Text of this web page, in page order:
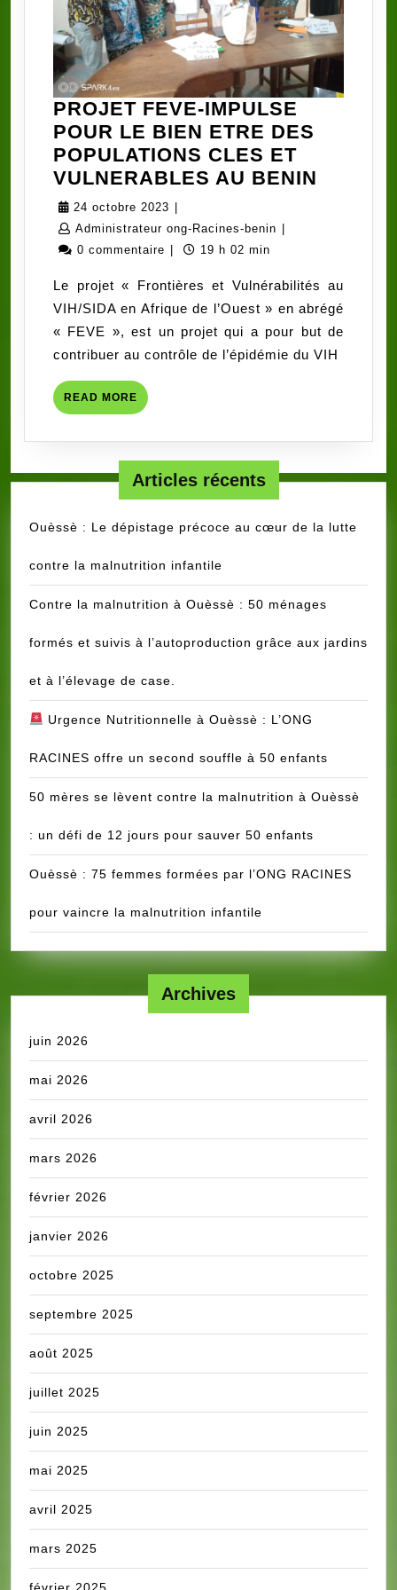
PROJET FEVE-IMPULSE
POUR LE BIEN ETRE DES
POPULATIONS CLES ET
VULNERABLES AU BENIN
BIEN
ETRE
DES
BENIN
24 octobre 2023 24
octobre
2023
Administrateur ong-Racines-benin Administrateur
benin
0 commentaire
19 h 02 min
Le projet « Frontières et Vulnérabilités au
VIH/SIDA en Afrique de l’Ouest » en abrégé
« FEVE », est un projet qui a pour but de
contribuer au contrôle de l’épidémie du VIH
READ MORE READ
MORE
Articles récents
Ouèssè : Le dépistage précoce au cœur de la lutte
contre la malnutrition infantile
Contre la malnutrition à Ouèssè : 50 ménages
formés et suivis à l’autoproduction grâce aux jardins
et à l’élevage de case.
Urgence Nutritionnelle à Ouèssè : L’ONG
RACINES offre un second souffle à 50 enfants
50 mères se lèvent contre la malnutrition à Ouèssè
: un défi de 12 jours pour sauver 50 enfants
Ouèssè : 75 femmes formées par l’ONG RACINES
pour vaincre la malnutrition infantile
Archives
juin 2026
mai 2026
avril 2026
mars 2026
février 2026
janvier 2026
octobre 2025
septembre 2025
août 2025
juillet 2025
juin 2025
mai 2025
avril 2025
mars 2025